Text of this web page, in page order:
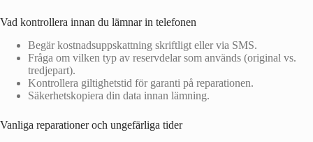
Vad kontrollera innan du lämnar in telefonen
Begär kostnadsuppskattning skriftligt eller via SMS.
Fråga om vilken typ av reservdelar som används (original vs.
tredjepart).
Kontrollera giltighetstid för garanti på reparationen.
Säkerhetskopiera din data innan lämning.
Vanliga reparationer och ungefärliga tider